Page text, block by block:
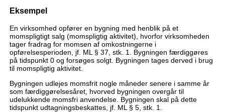
Eksempel
En virksomhed opfører en bygning med henblik på et
momspligtigt salg (momspligtig aktivitet), hvorfor virksomheden
tager fradrag for momsen af omkostningerne i
opførelsesperioden, jf. ML § 37, stk. 1. Bygningen færdiggøres
på tidspunkt 0 og forsøges solgt. Bygningen tages derved i brug
til momspligtig aktivitet.
Bygningen udlejes momsfrit nogle måneder senere i samme år
som færdiggørelsesåret, hvorved bygningen overgår til
udelukkende momsfri anvendelse. Bygningen skal på dette
tidspunkt udtagningsbeskattes, jf. ML § 5, stk. 1.